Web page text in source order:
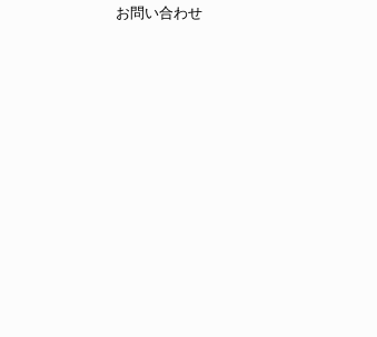
お問い合わせ